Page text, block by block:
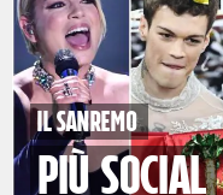
Il Sanremo
più social